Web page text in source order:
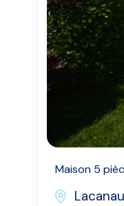
Maison 5